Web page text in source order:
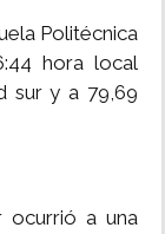
Politécnica
hora local
sur y a 79,69
ocurrió a una